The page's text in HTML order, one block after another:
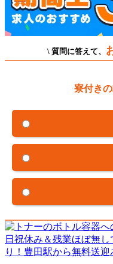
\ 質問に答えて、
寮付き